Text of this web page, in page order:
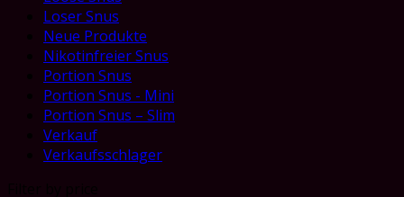
Loser Snus
Neue Produkte
Nikotinfreier Snus
Portion Snus
Portion Snus - Mini
Portion Snus – Slim
Verkauf
Verkaufsschlager